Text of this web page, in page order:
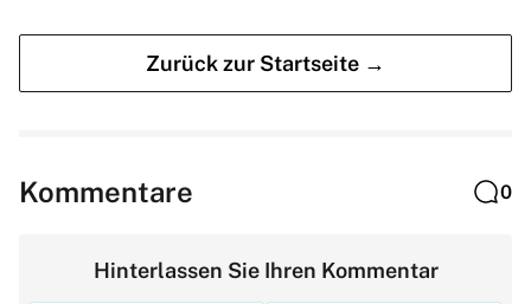
Zurück zur Startseite →
Kommentare 0
Hinterlassen Sie Ihren Kommentar